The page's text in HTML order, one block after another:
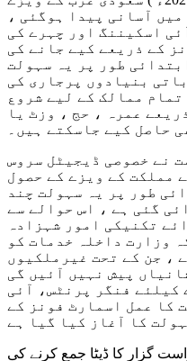
آسانی پیدا ہوگئی ،
اسکیننگ اور چہرے کی
کے ذریعے کیے جانے کی
طور پر یہ سہولت
بنیادوں پرجاری کی
ممالک کے لیے شروع
عمرہ ، حج ، وزٹ یا
حاصل کیے جاسکتے ہیں۔
نے خصوصی ڈیجیٹل سروس
مملکت کے ویزے کے حصول
طور پر یہ سہولت چند
گئی ہے ، اس حوالے سے
تکنیکی امور شہزادہ
وزارت داخلہ خدمات کو
، جن کے تحت غیرملکیوں
پیش نہیں آئیں گی
کیلئے فنگر پرنٹس، آئی
کا عمل اسمارٹ فونز کے
کا آغاز کیا گیا ہے
گزار کا ڈیٹا جمع کرنے کی